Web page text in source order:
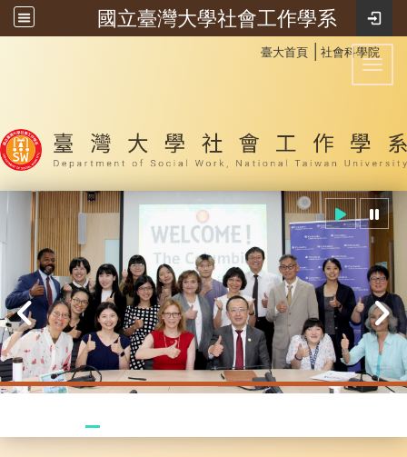
國立臺灣大學社會工作學系
臺大首頁 社會科學院